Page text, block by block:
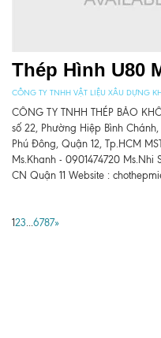
Thép Hình U80
CÔNG TY TNHH VẬT LIỆU XÂU DỰNG
CÔNG TY TNHH THÉP BẢO
số 22, Phường Hiệp Bình
Phú Đông, Quận 12, Tp.HCM
Ms.Khanh - 0901474720
CN Quận 11 Website :
123...6787»